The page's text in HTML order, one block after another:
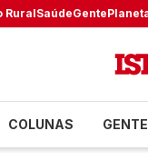
RuralSaúdeGente
COLUNAS GENTE